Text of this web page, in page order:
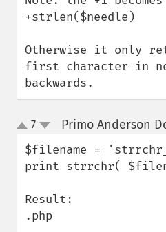
+strlen($needle)
Otherwise it only
first character in
backwards.
up
down
7 Primo Anderson
$filename =
print strrchr(
Result:
.php